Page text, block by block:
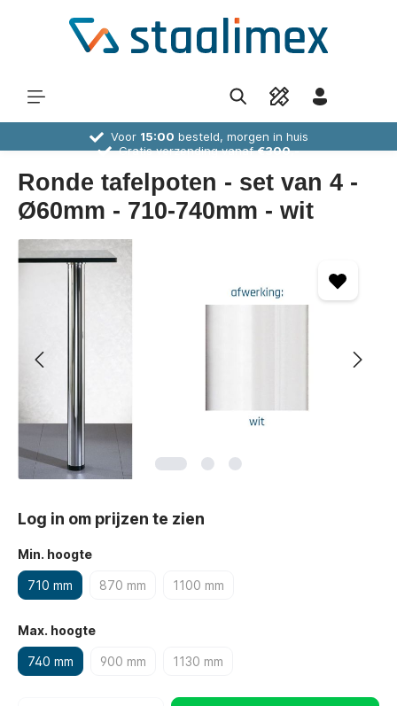
Voor 15:00 besteld, morgen in huis
Gratis verzending vanaf€300,-
Ronde tafelpoten - set van 4 -
Ø60mm - 710-740mm - wit
Log in om prijzen te zien
Min. hoogte
710 mm 870 mm 1100 mm
Max. hoogte
740 mm 900 mm 1130 mm